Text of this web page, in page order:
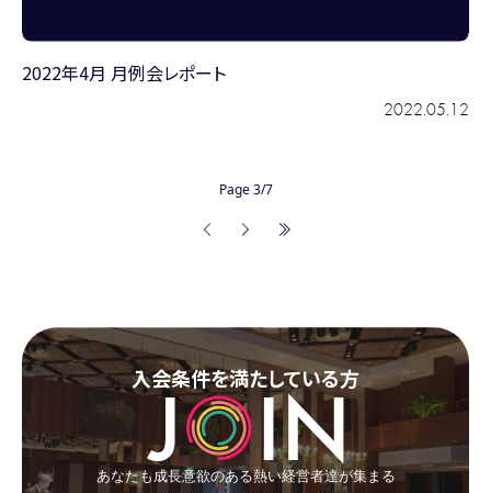
2022年4月 月例会レポート
2022.05.12
Page 3/7
入会条件を満たしている方
あなたも成長意欲のある熱い経営者達が集まる